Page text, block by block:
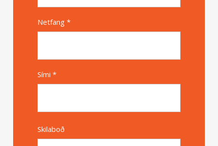
Netfang *
Sími *
Skilaboð